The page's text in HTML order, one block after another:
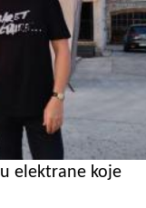
elektrane koje